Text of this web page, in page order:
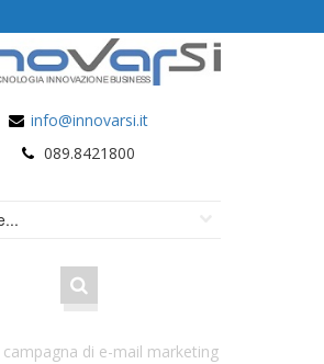
info@innovarsi.it
089.8421800
campagna di e-mail marketing